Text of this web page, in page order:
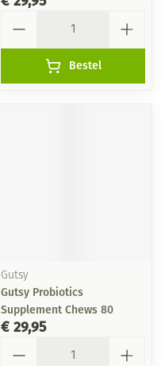
Bestel
Gutsy
Gutsy Probiotics
Supplement Chews 80
€ 29,95